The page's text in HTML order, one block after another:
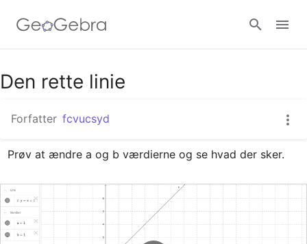
Google Classroom
GeoGebra Classroom
Den rette linie
Forfatter fcvucsyd
Prøv at ændre a og b værdierne og se hvad der sker.